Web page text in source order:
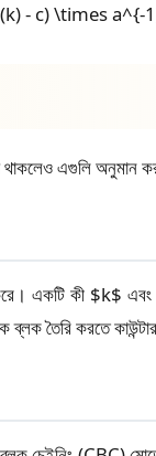
- c) \times a^{-
থাকলেও এগুলি অনুমান
করে। একটি
করতে কাউন্টার